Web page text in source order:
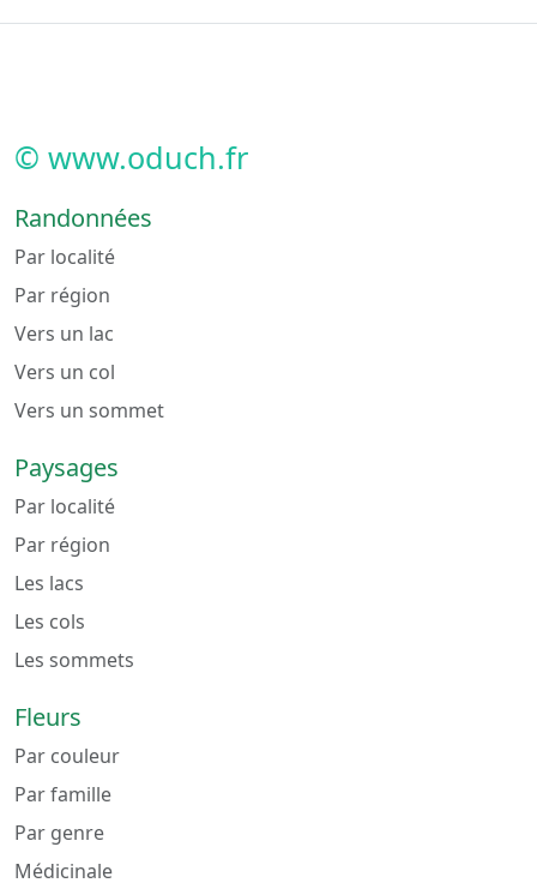
© www.oduch.fr
Randonnées
Par localité
Par région
Vers un lac
Vers un col
Vers un sommet
Paysages
Par localité
Par région
Les lacs
Les cols
Les sommets
Fleurs
Par couleur
Par famille
Par genre
Médicinale